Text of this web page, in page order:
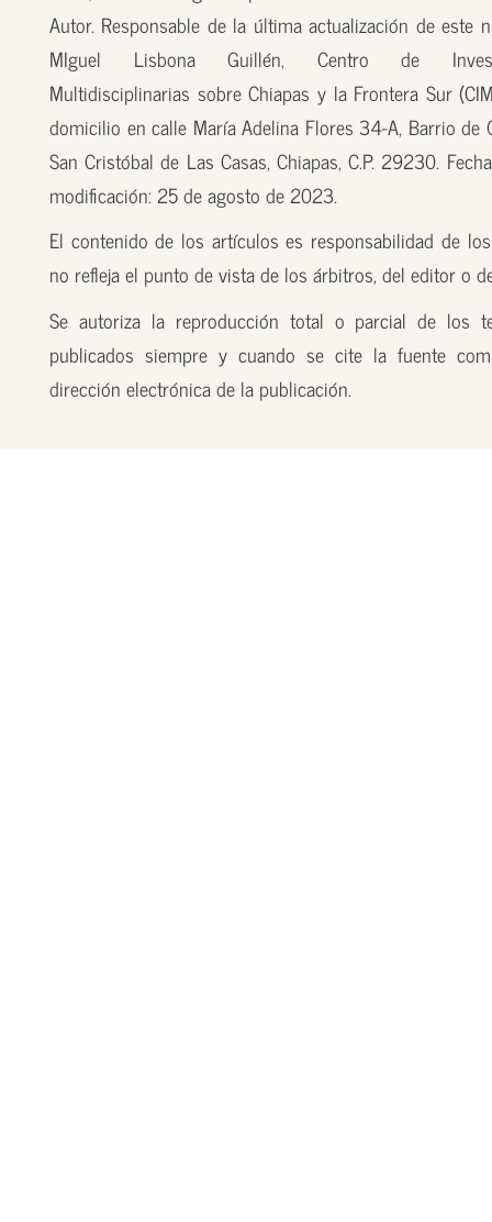
Autor. Responsable de la última actualización de este
MIguel Lisbona Guillén, Centro de
Multidisciplinarias sobre Chiapas y la Frontera Sur
domicilio en calle María Adelina Flores 34-A, Barrio de
San Cristóbal de Las Casas, Chiapas, C.P. 29230.
modificación: 25 de agosto de 2023.
El contenido de los artículos es responsabilidad de
no refleja el punto de vista de los árbitros, del editor o
Se autoriza la reproducción total o parcial de los
publicados siempre y cuando se cite la fuente
dirección electrónica de la publicación.